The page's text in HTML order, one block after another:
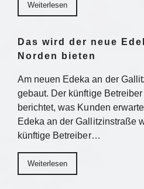
Weiterlesen
Das wird der neue
Norden bieten
Am neuen Edeka an der
gebaut. Der künftige
berichtet, was Kunden
Edeka an der Gallitzinstraße
künftige Betreiber…
Weiterlesen